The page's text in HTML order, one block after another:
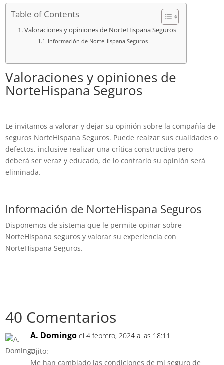
Table of Contents
Valoraciones y opiniones de NorteHispana Seguros
Información de NorteHispana Seguros
Valoraciones y opiniones de
NorteHispana Seguros
Le invitamos a valorar y dejar su opinión sobre la compañía de
seguros NorteHispana Seguros. Puede realzar sus cualidades o
defectos, inclusive realizar una crítica constructiva pero
deberá ser veraz y educado, de lo contrario su opinión será
eliminada.
Información de NorteHispana Seguros
Disponemos de sistema que le permite opinar sobre
NorteHispana seguros y valorar su experiencia con
NorteHispana Seguros.
40 Comentarios
A. Domingo el 4 febrero, 2024 a las 18:11
Ojito:
Me han cambiado las condiciones de mi seguro de